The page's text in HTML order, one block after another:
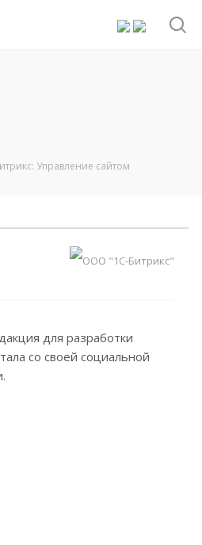
Управление сайтом
для разработки
со своей социальной